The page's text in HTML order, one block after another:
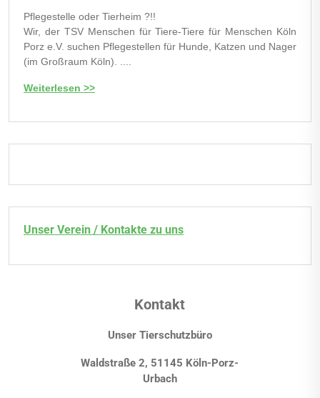
Pflegestelle oder Tierheim ?!!
Wir, der TSV Menschen für Tiere-Tiere für Menschen Köln
Porz e.V. suchen Pflegestellen für Hunde, Katzen und Nager
(im Großraum Köln). ....
Weiterlesen >>
Unser Verein / Kontakte zu uns
Kontakt
Unser Tierschutzbüro
Waldstraße 2, 51145 Köln-Porz-
Urbach